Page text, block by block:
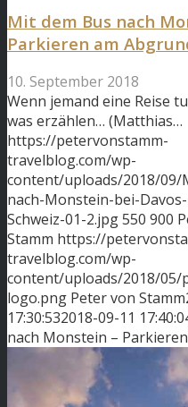
Mit dem Bus nach
Parkieren am
10. September 2018
Wenn jemand eine Reise
was erzählen… (Matthias…
https://petervonstamm-
travelblog.com/wp-
content/uploads/2018/09/
nach-Monstein-bei-
Schweiz-01-2.jpg550 900
Stamm https://
travelblog.com/wp-
content/uploads/2018/05/
logo.png Peter von Stamm
17:30:532018-09-11
nach Monstein –